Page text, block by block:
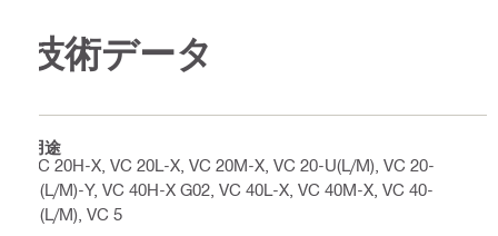
技術データ
用途
VC 20H-X, VC 20L-X, VC 20M-X, VC 20-U(L/M), VC 20-
U(L/M)-Y, VC 40H-X G02, VC 40L-X, VC 40M-X, VC 40-
U(L/M), VC 5